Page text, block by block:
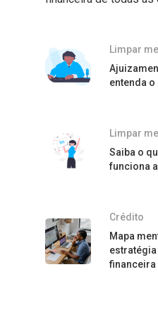
Limpar
entenda
Limpar
Saiba o
funciona
Crédito
Mapa
financeira